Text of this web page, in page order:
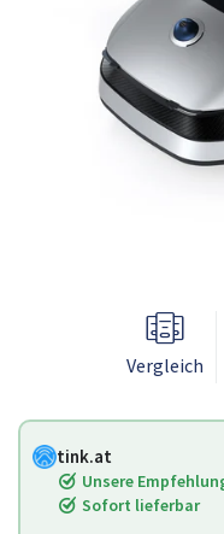
Vergleich
tink.at
Unsere
Sofort lieferbar